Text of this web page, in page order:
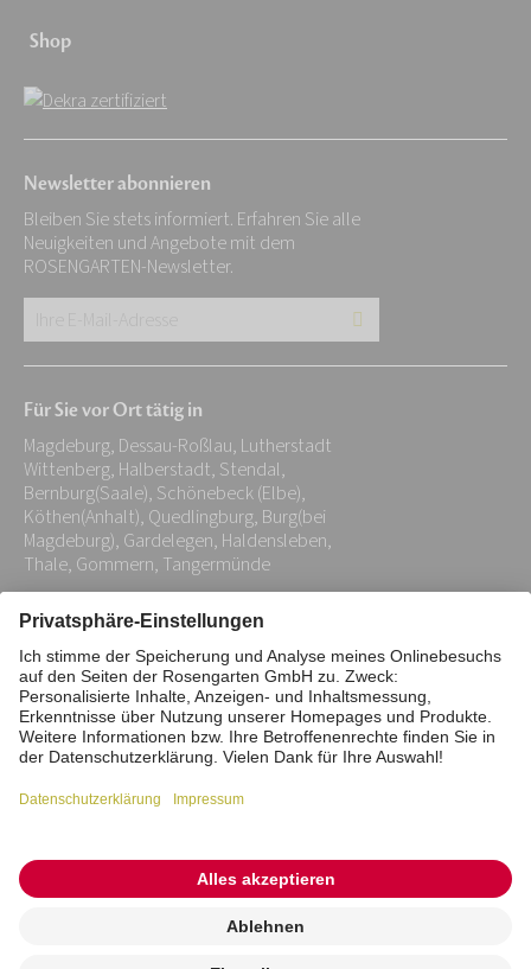
Shop
Newsletter abonnieren
Bleiben Sie stets informiert. Erfahren Sie alle
Neuigkeiten und Angebote mit dem
ROSENGARTEN-Newsletter.
Adresse:
*
Für Sie vor Ort tätig in
Magdeburg, Dessau-Roßlau, Lutherstadt
Wittenberg, Halberstadt, Stendal,
Bernburg(Saale), Schönebeck (Elbe),
Köthen(Anhalt), Quedlingburg, Burg(bei
Magdeburg), Gardelegen, Haldensleben,
Thale, Gommern, Tangermünde
Impressum Datenschutz
Stiftung
Interne Meldestelle
Zahlungsmittel
Barrierefreiheitserklärung
Vertrag widerrufen
© 2026 ROSENGARTEN-Tierbestattung